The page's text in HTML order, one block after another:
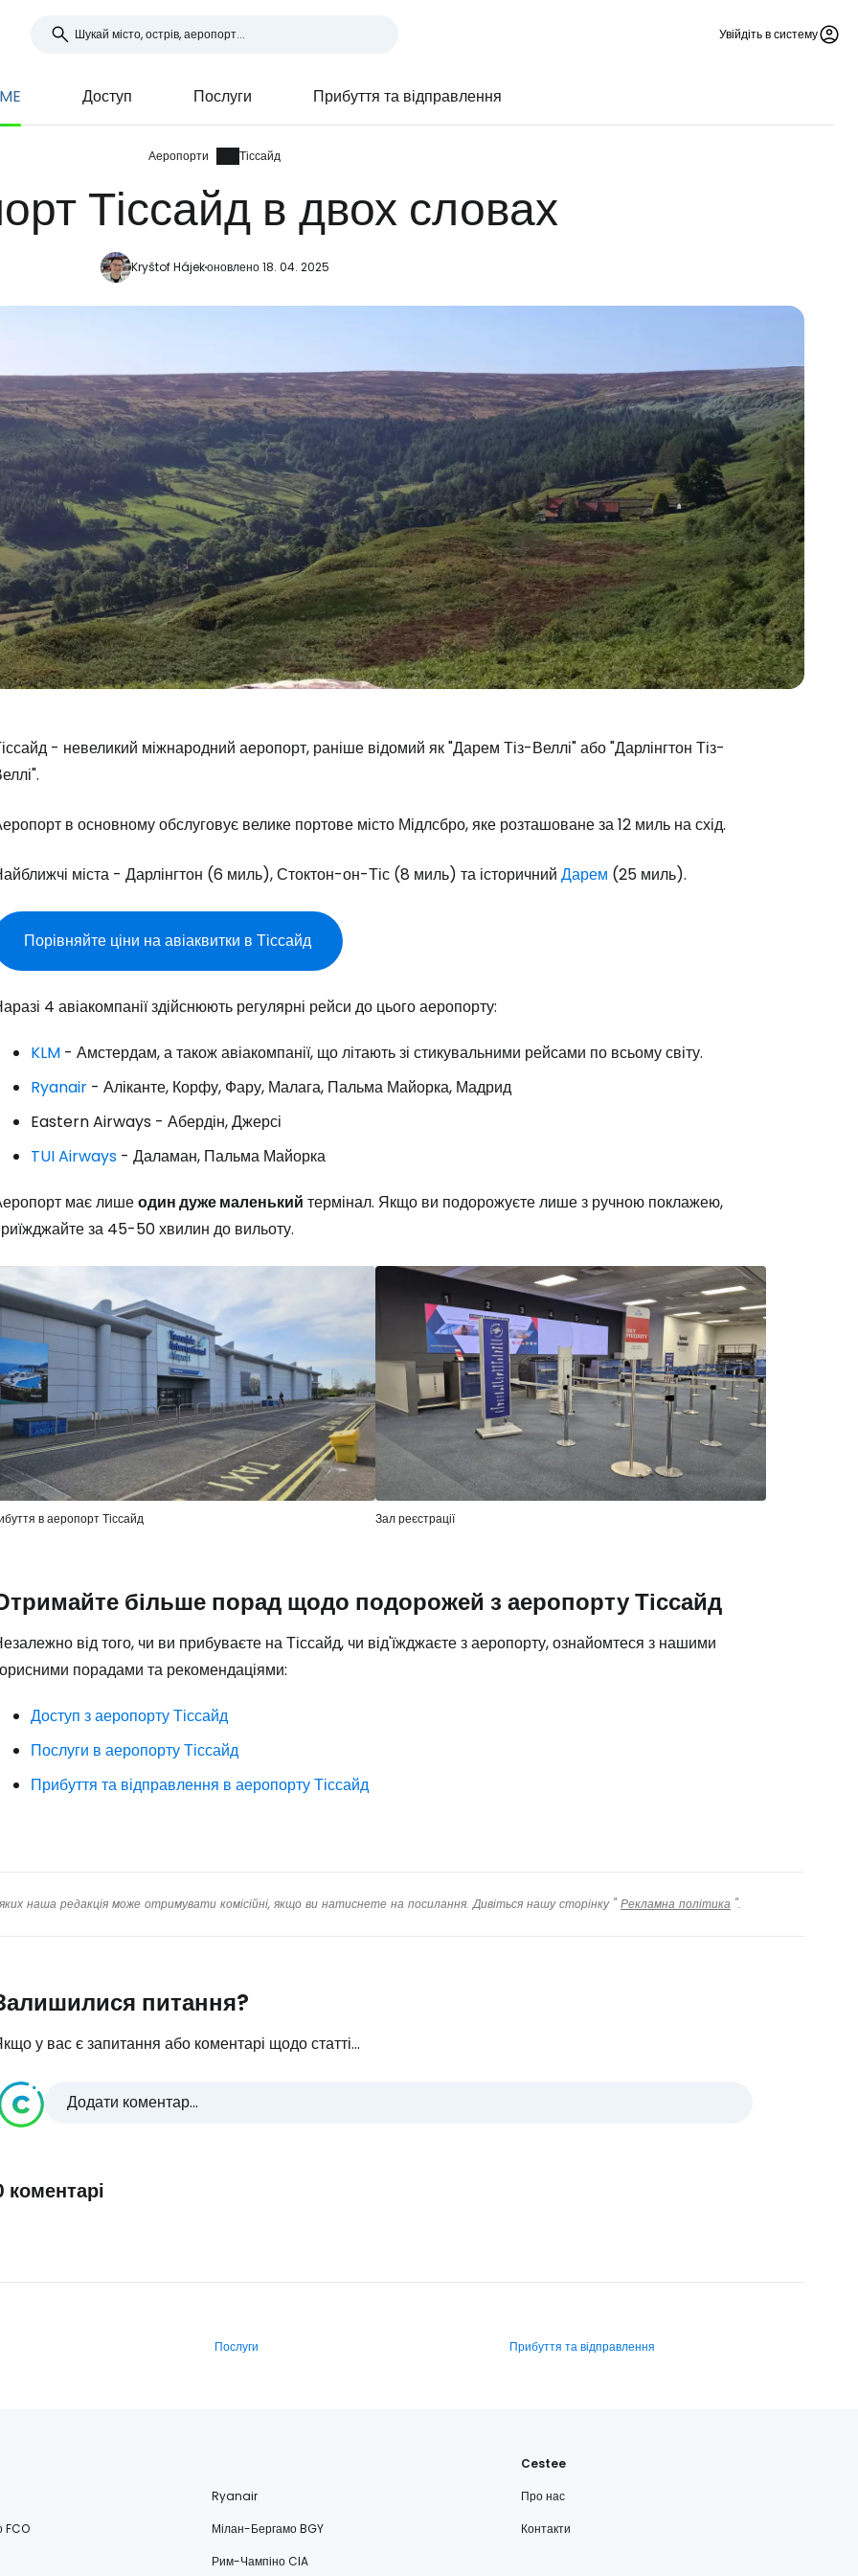
Увійдіть в систему
Доступ Послуги Прибуття та відправлення
Аеропорти Тіссайд
Тіссайд в двох словах
Kryštof Hájekоновлено 18. 04. 2025
- невеликий міжнародний аеропорт, раніше відомий як "Дарем Тіз-Веллі" або "Дарлінгтон Тіз-
в основному обслуговує велике портове місто Мідлсбро, яке розташоване за 12 миль на схід.
міста - Дарлінгтон (6 миль), Стоктон-он-Тіс (8 миль) та історичний Дарем (25 миль).
Порівняйте ціни на авіаквитки в Тіссайд
4 авіакомпанії здійснюють регулярні рейси до цього аеропорту:
KLM - Амстердам, а також авіакомпанії, що літають зі стикувальними рейсами по всьому світу.
Ryanair - Аліканте, Корфу, Фару, Малага, Пальма Майорка, Мадрид
Eastern Airways - Абердін, Джерсі
TUI Airways - Даламан, Пальма Майорка
має лишеодин дуже маленький термінал. Якщо ви подорожуєте лише з ручною поклажею,
за 45-50 хвилин до вильоту.
в аеропорт Тіссайд Зал реєстрації
більше порад щодо подорожей з аеропорту Тіссайд
від того, чи ви прибуваєте на Тіссайд, чи від'їжджаєте з аеропорту, ознайомтеся з нашими
порадами та рекомендаціями:
Доступ з аеропорту Тіссайд
Послуги в аеропорту Тіссайд
Прибуття та відправлення в аеропорту Тіссайд
наша редакція може отримувати комісійні, якщо ви натиснете на посилання. Дивіться нашу сторінку " Рекламна політика ".
питання?
у вас є запитання або коментарі щодо статті...
Додати коментар...
коментарі
Послуги Прибуття та відправлення
Ryanair
FCO
Мілан-Бергамо BGY
Рим-Чампіно CIA
Cestee
Про нас
Контакти
Увійдіть до Cestee
... світова туристична спільнота
Продовжити з email